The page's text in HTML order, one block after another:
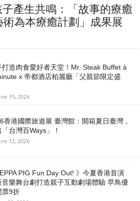
產生共鳴：「故事的療癒
術為本療癒計劃」成果展
打造肉食愛好者天堂！Mr. Steak Buffet à
x 帝都酒店柏麗廳「⽗親節限定盛
15, 2026
香港國際旅遊展 臺灣館：開箱夏日臺灣，
台灣百Ways」！
12, 2026
PIG Fun Day Out! 》今夏香港首演
音樂舞台劇打造親子互動劇場體驗 早鳥優
票9折